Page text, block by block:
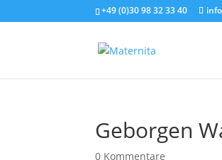
+49 (0)30 98 32 33 40
Geborgen
0 Kommentare